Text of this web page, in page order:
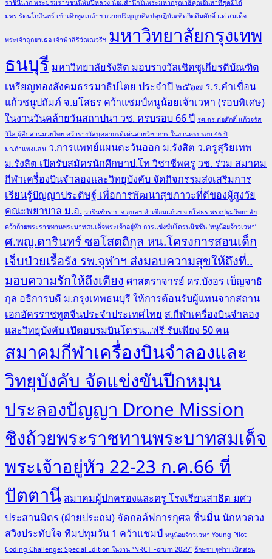
ราชินีนาถ พระบรมราชชนนีพันปีหลวง น้อมสำนึกในพระมหากรุณาธิคุณอันหาที่สุดมิได้
มทร.รัตนโกสินทร์ เข้าเฝ้าทูลเกล้าฯ ถวายปริญญาศิลปดุษฎีบัณฑิตกิตติมศักดิ์ แด่ สมเด็จ
พระเจ้าลูกยาเธอ เจ้าฟ้าสิริวัณณวรีฯ มหาวิทยาลัยกรุงเทพ
ธนบุรี มหาวิทยาลัยรังสิต มอบรางวัลเชิดชูเกียรติบัณฑิต
เหรียญทองสังคมธรรมาธิปไตย ประจำปี ๒๕๖๗ ร.ร.คำเขื่อน
แก้วชนูปถัมภ์ จ.ยโสธร คว้าแชมป์หนูน้อยเจ้าเวหา (รอบพิเศษ)
ในงานวันคล้ายวันสถาปนา วช. ครบรอบ 66 ปี รศ.ดร.ต่อศักดิ์ แก้วจรัส
วิไล ผู้สืบสานมวยไทย คว้ารางวัลบุคลากรดีเด่นสายวิชาการ ในงานครบรอบ 46 ปี
มก.กำแพงแสน ว.การแพทย์แผนตะวันออก ม.รังสิต ว.ครูสุริยเทพ
ม.รังสิต เปิดรับสมัครนักศึกษาป.โท วิชาชีพครู วช. ร่วม สมาคม
กีฬาเครื่องบินจำลองและวิทยุบังคับ จัดกิจกรรมส่งเสริมการ
เรียนรู้ปัญญาประดิษฐ์ เพื่อการพัฒนาสุขภาวะที่ดีของผู้สูงวัย
คณะพยาบาล ม.อ. วารินชำราบ จ.อุบลฯ-คำเขื่อนแก้วฯ จ.ยโสธร-พระปฐมวิทยาลัย
คว้าถ้วยพระราชทานพระบาทสมเด็จพระเจ้าอยู่หัว การแข่งขันโดรนมิชชั่น ‘หนูน้อยจ้าวเวหา’
ศ.พญ.ดารินทร์ ซอโสตถิกุล หน.โครงการสอนเด็ก
เจ็บป่วยเรื้อรัง รพ.จุฬาฯ ส่งมอบความสุขให้ถึงที่..
มอบความรักให้ถึงเตียง ศาสตราจารย์ ดร.บังอร เบ็ญจาธิ
กุล อธิการบดี ม.กรุงเทพธนบุรี ให้การต้อนรับผู้แทนจากสถาน
เอกอัครราชทูตจีนประจำประเทศไทย ส.กีฬาเครื่องบินจำลอง
และวิทยุบังคับ เปิดอบรมบินโดรน...ฟรี รับเพียง 50 คน
สมาคมกีฬาเครื่องบินจำลองและ
วิทยุบังคับ จัดแข่งขันปีกหมุน
ประลองปัญญา Drone Mission
ชิงถ้วยพระราชทานพระบาทสมเด็จ
พระเจ้าอยู่หัว 22-23 ก.ค.66 ที่
ปัตตานี สมาคมผู้ปกครองและครู โรงเรียนสาธิต มศว
ประสานมิตร (ฝ่ายประถม) จัดกอล์ฟการกุศล ชื่นมื่น นักหวดวง
สวิงประทับใจ ทีมปทุมวัน 1 คว้าแชมป์ หนูน้อยจ้าวเวหา Young Pilot
Coding Challenge: Special Edition ในงาน “NRCT Forum 2025” อักษรฯ จุฬาฯ เปิดสอน